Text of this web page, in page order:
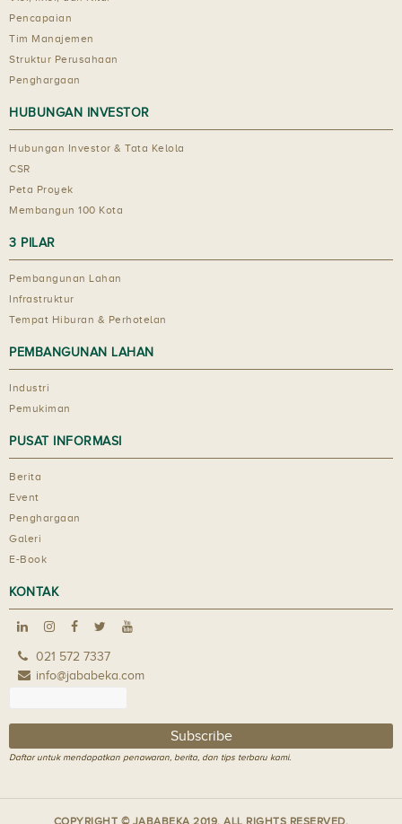
Pencapaian
Tim Manajemen
Struktur Perusahaan
Penghargaan
HUBUNGAN INVESTOR
Hubungan Investor & Tata Kelola
CSR
Peta Proyek
Membangun 100 Kota
3 PILAR
Pembangunan Lahan
Infrastruktur
Tempat Hiburan & Perhotelan
PEMBANGUNAN LAHAN
Industri
Pemukiman
PUSAT INFORMASI
Berita
Event
Penghargaan
Galeri
E-Book
KONTAK
021 572 7337
info@jababeka.com
Daftar untuk mendapatkan penawaran, berita, dan tips terbaru kami.